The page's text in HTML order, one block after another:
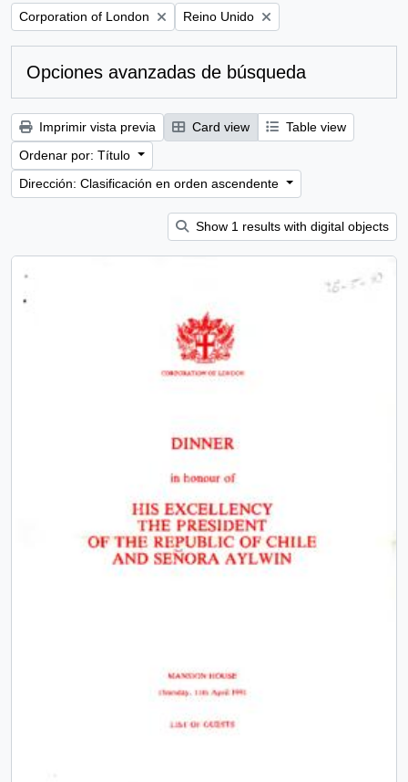
Remove filter:
Corporation of London Remove filter:
Reino Unido
Opciones avanzadas de búsqueda
Imprimir vista previa Card view
Table view
Ordenar por: Título
Dirección: Clasificación en orden ascendente
Show 1 results with digital objects